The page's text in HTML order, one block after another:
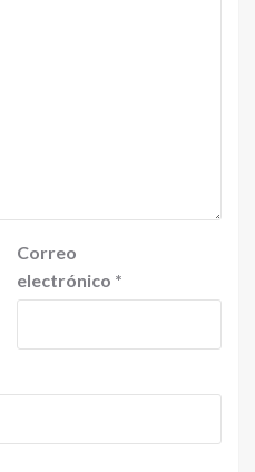
Correo
electrónico *